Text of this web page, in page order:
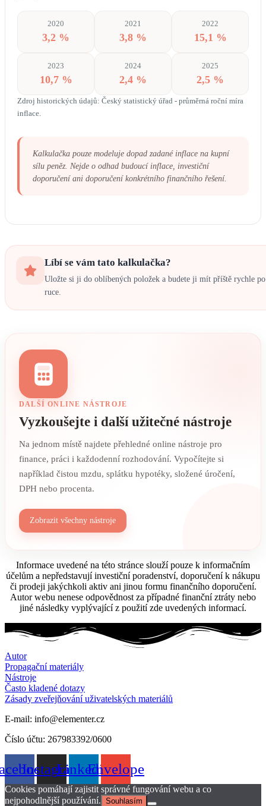
2020
3,2 %
2021
3,8 %
2022
15,1 %
2023
10,7 %
2024
2,4 %
2025
2,5 %
Zdroj historických údajů: Český statistický úřad - průměrná roční míra
inflace.
Kalkulačka pouze modeluje dopad zadané inflace na kupní
sílu peněz. Nejde o odhad budoucí inflace, investiční
doporučení ani doporučení konkrétního finančního řešení.
Líbí se vám tato kalkulačka?
Uložte si ji do oblíbených položek a budete ji mít příště rychle po
ruce.
DALŠÍ ONLINE NÁSTROJE
Vyzkoušejte i další užitečné nástroje
Na jednom místě najdete přehledné online nástroje pro
finance, práci i každodenní rozhodování. Vypočítejte si
například čistou mzdu, splátku hypotéky, složené úročení,
DPH nebo procenta.
Zobrazit všechny nástroje
Informace uvedené na této stránce slouží pouze k informačním
účelům a nepředstavují investiční poradenství, doporučení k nákupu
či prodeji jakýchkoli aktiv ani jinou formu finančního doporučení.
Autor webu nenese odpovědnost za případné finanční ztráty nebo
jiné následky vyplývající z použití zde uvedených informací.
Autor
Propagační materiály
Nástroje
Často kladené dotazy
Zásady zveřejňování uživatelských materiálů
E-mail: info@elementer.cz
Číslo účtu: 267983392/0600
InstagramLinkedinEnvelope
Cookies pomáhají zajistit správné fungování webu a co
nejpohodlnější používání. Souhlasím